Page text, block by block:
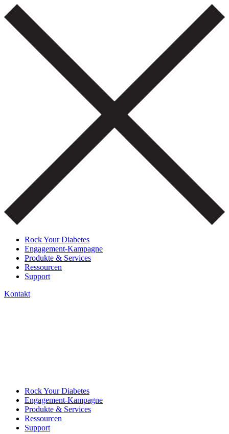
Rock Your Diabetes
Engagement-Kampagne
Produkte & Services
Ressourcen
Support
Kontakt
Rock Your Diabetes
Engagement-Kampagne
Produkte & Services
Ressourcen
Support